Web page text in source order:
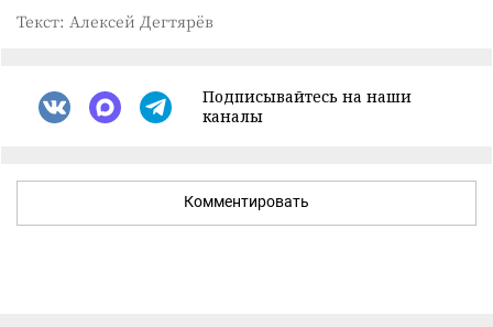
Текст: Алексей Дегтярёв
Подписывайтесь на наши
каналы
Комментировать